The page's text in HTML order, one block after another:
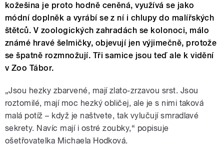
kožešina je proto hodně ceněná, využívá se jako
módní doplněk a vyrábí se z ní i chlupy do malířských
štětců. V zoologických zahradách se kolonoci, málo
známé hravé šelmičky, objevují jen výjimečně, protože
se špatně rozmnožují. Tři samice jsou teď ale k vidění
v Zoo Tábor.
„Jsou hezky zbarvené, mají zlato-zrzavou srst. Jsou
roztomilé, mají moc hezký obličej, ale je s nimi taková
malá potíž – když je naštvete, tak vylučují smradlavé
sekrety. Navíc mají i ostré zoubky,“ popisuje
ošetřovatelka Michaela Hodková.